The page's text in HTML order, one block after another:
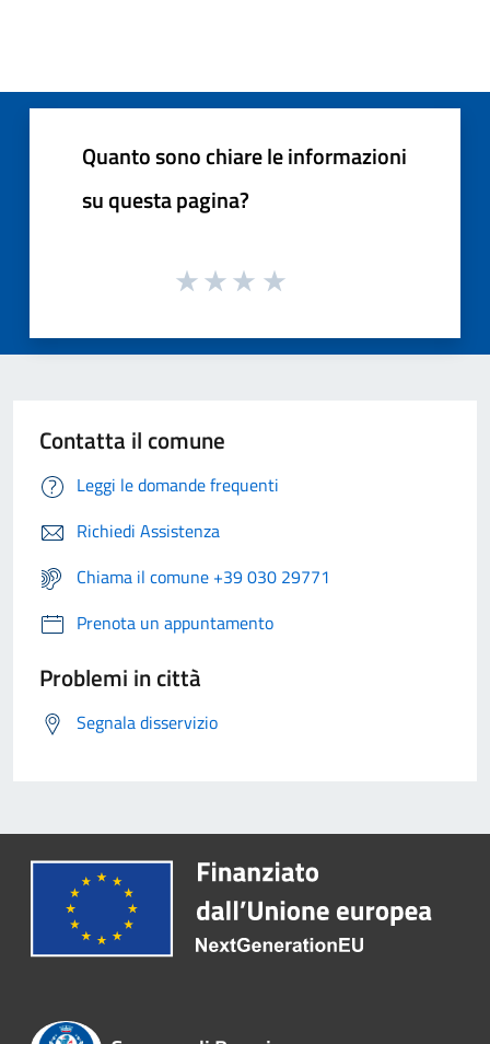
Quanto sono chiare le informazioni
su questa pagina?
Contatta il comune
Leggi le domande frequenti
Richiedi Assistenza
Chiama il comune +39 030 29771
Prenota un appuntamento
Problemi in città
Segnala disservizio